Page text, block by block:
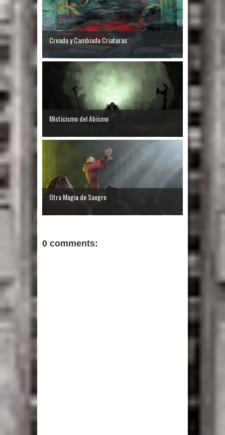
Creado y Cambiado Criaturas
Misticismo del Abismo
Otra Magia de Sangre
0 comments: